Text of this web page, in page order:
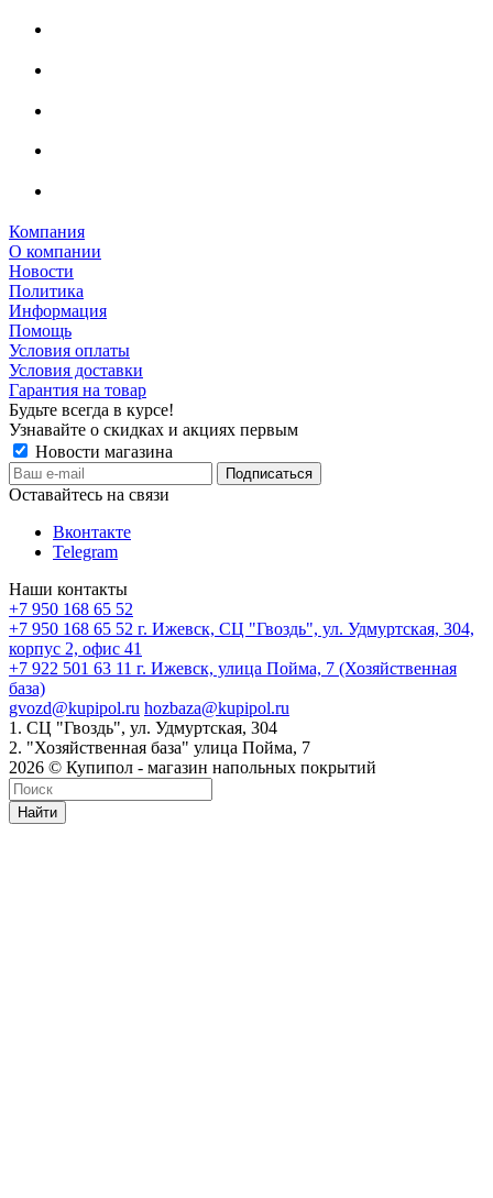
Компания
О компании
Новости
Политика
Информация
Помощь
Условия оплаты
Условия доставки
Гарантия на товар
Будьте всегда в курсе!
Узнавайте о скидках и акциях первым
Новости магазина
Оставайтесь на связи
Вконтакте
Telegram
Наши контакты
+7 950 168 65 52
+7 950 168 65 52 г. Ижевск, СЦ "Гвоздь", ул. Удмуртская, 304,
корпус 2, офис 41
+7 922 501 63 11 г. Ижевск, улица Пойма, 7 (Хозяйственная
база)
gvozd@kupipol.ru hozbaza@kupipol.ru
1. СЦ "Гвоздь", ул. Удмуртская, 304
2. "Хозяйственная база" улица Пойма, 7
2026 © Купипол - магазин напольных покрытий
Найти